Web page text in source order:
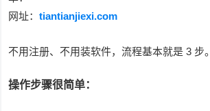
网址：tiantianjiexi.com
不用注册、不用装软件，流程基本就是 3 步。
操作步骤很简单：